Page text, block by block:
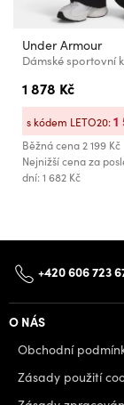
Under Armour
1 878 Kč
Běžná cena2 199 Kč
Nejnižší cena za
dní: 1 682 Kč
s kódem LETO20:1
+420 606 723
O NÁS
Obchodní
Zásady použití